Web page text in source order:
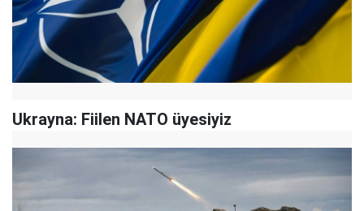
Ukrayna: Fiilen NATO üyesiyiz